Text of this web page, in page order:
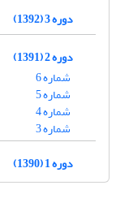
دوره 3 (1392)
دوره 2 (1391)
شماره 6
شماره 5
شماره 4
شماره 3
دوره 1 (1390)